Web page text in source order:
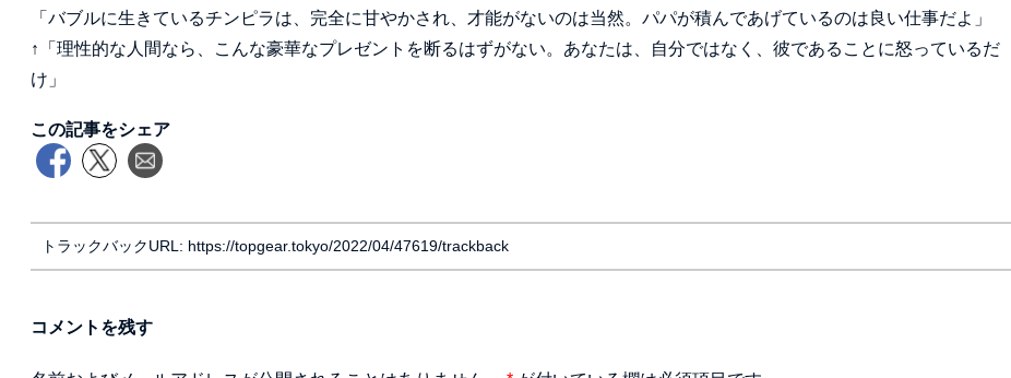
「バブルに生きているチンピラは、完全に甘やかされ、才能がないのは当然。パパが積んであげているのは良い仕事だよ」
↑「理性的な人間なら、こんな豪華なプレゼントを断るはずがない。あなたは、自分ではなく、彼であることに怒っているだ
け」
この記事をシェア
トラックバックURL: https://topgear.tokyo/2022/04/47619/trackback
コメントを残す